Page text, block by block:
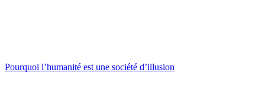
Pourquoi l’humanité est une société d’illusion